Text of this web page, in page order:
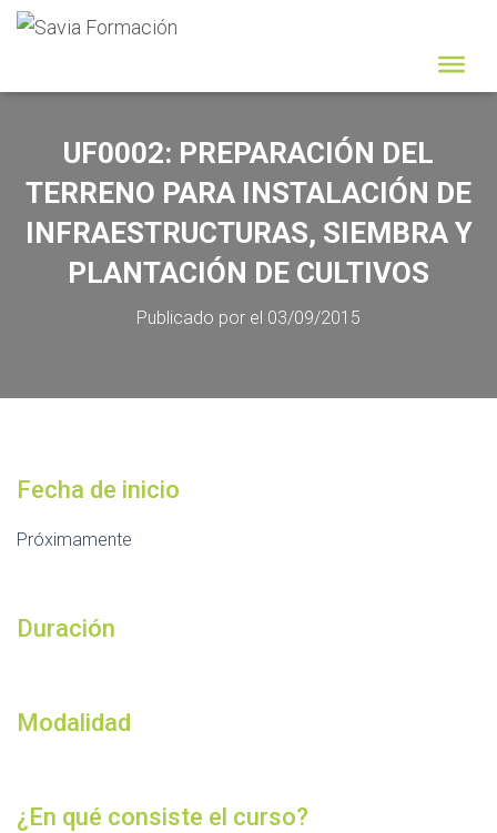
UF0002: PREPARACIÓN DEL
TERRENO PARA INSTALACIÓN DE
INFRAESTRUCTURAS, SIEMBRA Y
PLANTACIÓN DE CULTIVOS
Publicado por el 03/09/2015
Fecha de inicio
Próximamente
Duración
Modalidad
¿En qué consiste el curso?